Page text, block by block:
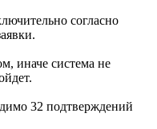
согласно
иначе система не
32 подтверждений